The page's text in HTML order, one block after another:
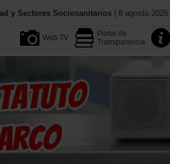
y Sectores Sociosanitarios | 8 agosto 2026.
Web TV
Portal de
Transparencia